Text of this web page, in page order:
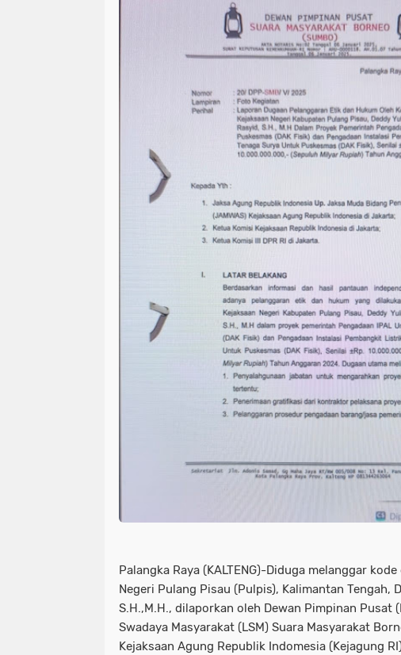
Palangka Raya (KALTENG)-Diduga melanggar
Negeri Pulang Pisau (Pulpis), Kalimantan Tengah,
S.H.,M.H., dilaporkan oleh Dewan Pimpinan Pusat
Swadaya Masyarakat (LSM) Suara Masyarakat
Kejaksaan Agung Republik Indomesia (Kejagung